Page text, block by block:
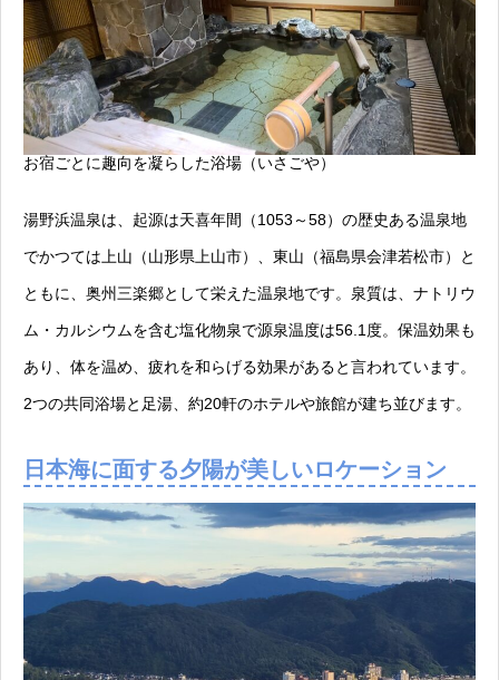
お宿ごとに趣向を凝らした浴場（いさごや）
湯野浜温泉は、起源は天喜年間（1053～58）の歴史ある温泉地
でかつては上山（山形県上山市）、東山（福島県会津若松市）と
ともに、奥州三楽郷として栄えた温泉地です。泉質は、ナトリウ
ム・カルシウムを含む塩化物泉で源泉温度は56.1度。保温効果も
あり、体を温め、疲れを和らげる効果があると言われています。
2つの共同浴場と足湯、約20軒のホテルや旅館が建ち並びます。
日本海に面する夕陽が美しいロケーション